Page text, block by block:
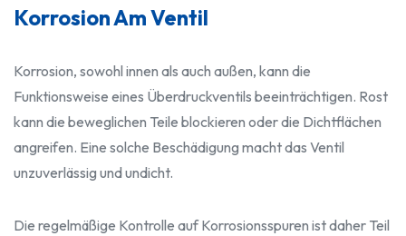
Korrosion Am Ventil
Korrosion, sowohl innen als auch außen, kann die
Funktionsweise eines Überdruckventils beeinträchtigen. Rost
kann die beweglichen Teile blockieren oder die Dichtflächen
angreifen. Eine solche Beschädigung macht das Ventil
unzuverlässig und undicht.
Die regelmäßige Kontrolle auf Korrosionsspuren ist daher Teil